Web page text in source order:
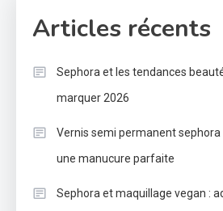
Articles récents
Sephora et les tendances
marquer 2026
Vernis semi permanent
une manucure parfaite
Sephora et maquillage vegan :